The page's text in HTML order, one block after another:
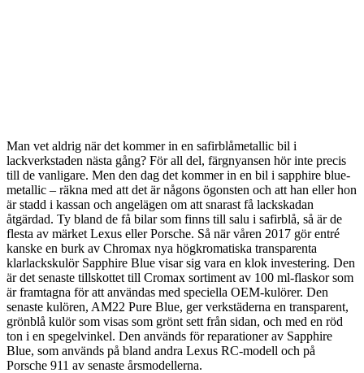
Man vet aldrig när det kommer in en safirblåmetallic bil i
lackverkstaden nästa gång? För all del, färgnyansen hör inte precis
till de vanligare. Men den dag det kommer in en bil i sapphire blue-
metallic – räkna med att det är någons ögonsten och att han eller hon
är stadd i kassan och angelägen om att snarast få lackskadan
åtgärdad. Ty bland de få bilar som finns till salu i safirblå, så är de
flesta av märket Lexus eller Porsche. Så när våren 2017 gör entré
kanske en burk av Chromax nya högkromatiska transparenta
klarlackskulörSapphire Blue visar sig vara en klok investering. Den
är det senaste tillskottet till Cromax sortiment av 100 ml-flaskor som
är framtagna för att användas med speciella OEM-kulörer. Den
senaste kulören, AM22 Pure Blue, ger verkstäderna en transparent,
grönblå kulör som visas som grönt sett från sidan, och med en röd
ton i en spegelvinkel. Den används för reparationer av Sapphire
Blue, som används på bland andra Lexus RC-modell och på
Porsche 911 av senaste årsmodellerna.